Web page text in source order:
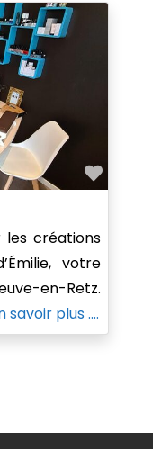
les créations
votre
en-Retz.
savoir plus ....